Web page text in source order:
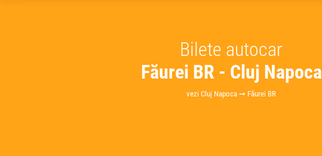
Bilete autocar
Făurei BR - Cluj Napoca
vezi Cluj Napoca ➞ Făurei BR